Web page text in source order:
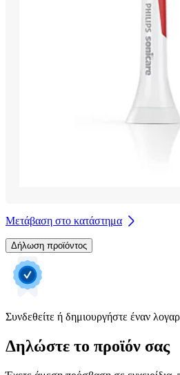
Μετάβαση στο κατάστημα
Δήλωση προϊόντος
Συνδεθείτε ή δημιουργήστε έναν
Δηλώστε το προϊόν σας